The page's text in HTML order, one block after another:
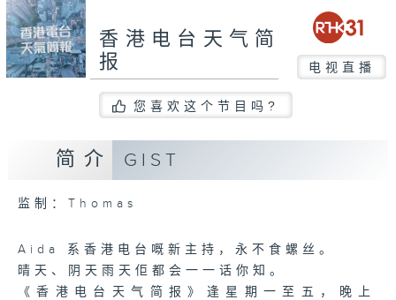
香港电台天气简
报
电视直播
您喜欢这个节目吗?
简介 GIST
监制：Thomas
Aida 系香港电台嘅新主持，永不食螺丝。
晴天、阴天雨天佢都会一一话你知。
《香港电台天气简报》逢星期一至五，晚上